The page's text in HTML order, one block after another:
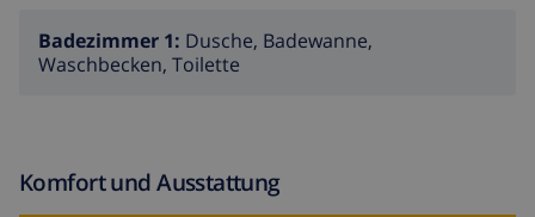
Badezimmer 1: Dusche, Badewanne,
Waschbecken, Toilette
Komfort und Ausstattung